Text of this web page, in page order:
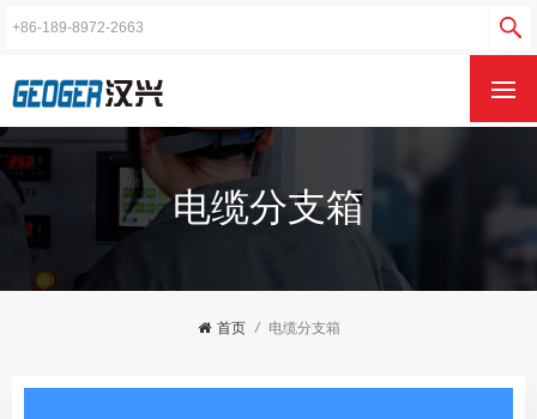
电缆分支箱
首页 / 电缆分支箱